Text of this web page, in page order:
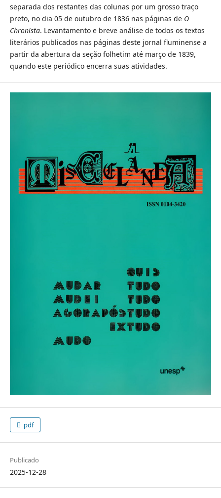
separada dos restantes das colunas por um grosso traço
preto, no dia 05 de outubro de 1836 nas páginas de O
Chronista. Levantamento e breve análise de todos os textos
literários publicados nas páginas deste jornal fluminense a
partir da abertura da seção folhetim até março de 1839,
quando este periódico encerra suas atividades.
pdf
Publicado
2025-12-28